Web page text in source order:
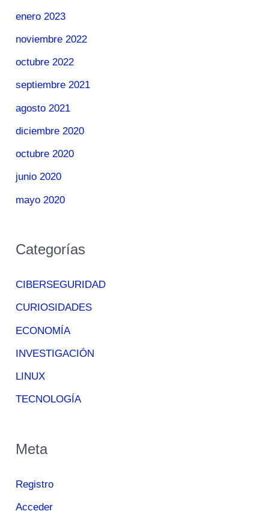
enero 2023
noviembre 2022
octubre 2022
septiembre 2021
agosto 2021
diciembre 2020
octubre 2020
junio 2020
mayo 2020
Categorías
CIBERSEGURIDAD
CURIOSIDADES
ECONOMÍA
INVESTIGACIÓN
LINUX
TECNOLOGÍA
Meta
Registro
Acceder